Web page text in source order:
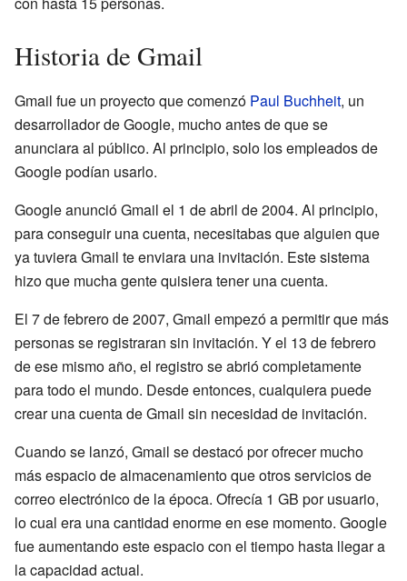
Historia de Gmail
Gmail fue un proyecto que comenzó Paul Buchheit, un
desarrollador de Google, mucho antes de que se
anunciara al público. Al principio, solo los empleados de
Google podían usarlo.
Google anunció Gmail el 1 de abril de 2004. Al principio,
para conseguir una cuenta, necesitabas que alguien que
ya tuviera Gmail te enviara una invitación. Este sistema
hizo que mucha gente quisiera tener una cuenta.
El 7 de febrero de 2007, Gmail empezó a permitir que más
personas se registraran sin invitación. Y el 13 de febrero
de ese mismo año, el registro se abrió completamente
para todo el mundo. Desde entonces, cualquiera puede
crear una cuenta de Gmail sin necesidad de invitación.
Cuando se lanzó, Gmail se destacó por ofrecer mucho
más espacio de almacenamiento que otros servicios de
correo electrónico de la época. Ofrecía 1 GB por usuario,
lo cual era una cantidad enorme en ese momento. Google
fue aumentando este espacio con el tiempo hasta llegar a
la capacidad actual.